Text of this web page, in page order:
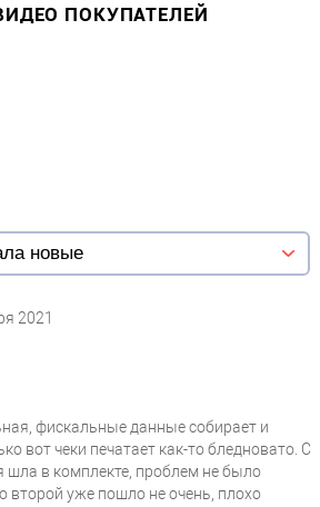
ПОКУПАТЕЛЕЙ
2021
фискальные данные собирает и
вот чеки печатает как-то бледновато. С
шла в комплекте, проблем не было
второй уже пошло не очень, плохо